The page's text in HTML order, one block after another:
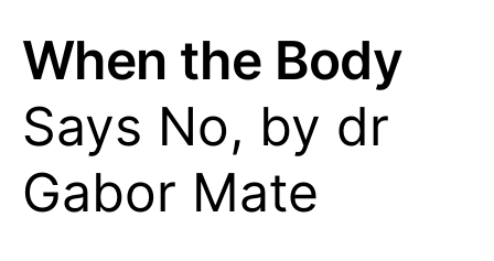
When the Body
Says No, by dr
Gabor Mate